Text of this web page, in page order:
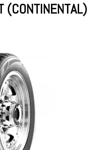
(CONTINENTAL)